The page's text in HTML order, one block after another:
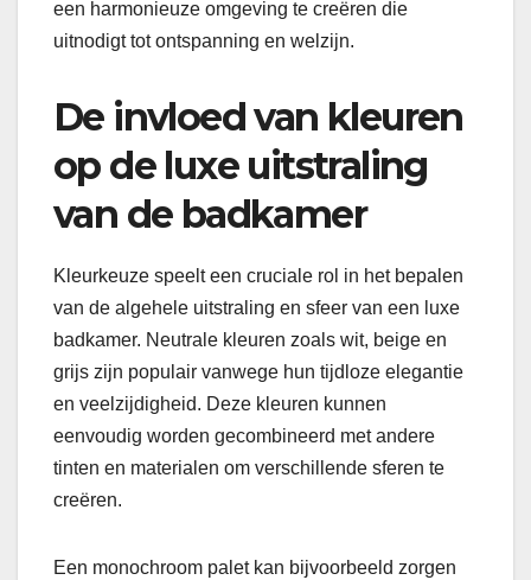
een harmonieuze omgeving te creëren die
uitnodigt tot ontspanning en welzijn.
De invloed van kleuren
op de luxe uitstraling
van de badkamer
Kleurkeuze speelt een cruciale rol in het bepalen
van de algehele uitstraling en sfeer van een luxe
badkamer. Neutrale kleuren zoals wit, beige en
grijs zijn populair vanwege hun tijdloze elegantie
en veelzijdigheid. Deze kleuren kunnen
eenvoudig worden gecombineerd met andere
tinten en materialen om verschillende sferen te
creëren.
Een monochroom palet kan bijvoorbeeld zorgen